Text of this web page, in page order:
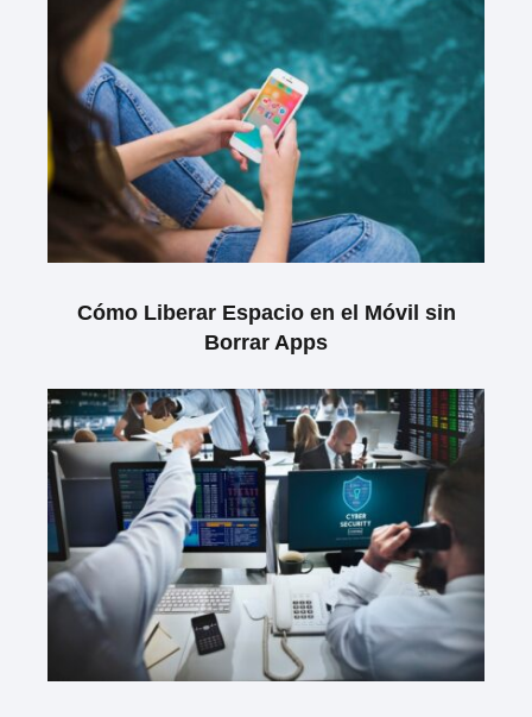
Cómo Liberar Espacio en el Móvil sin
Borrar Apps